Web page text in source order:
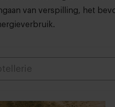
van verspilling, het